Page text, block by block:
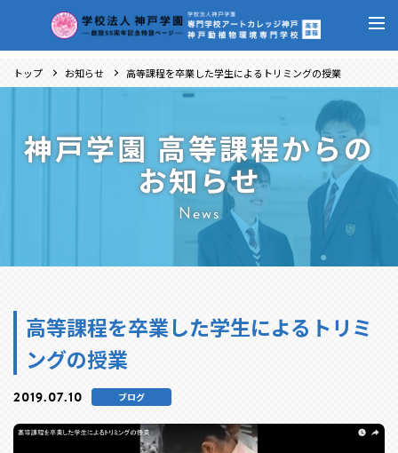
トップ お知らせ 高等課程を卒業した学生によるトリミングの授業
神戸学園 高等課程からの
お知らせ
News
高等課程を卒業した学生によるトリミ
ングの授業
2019.07.10 ブログ